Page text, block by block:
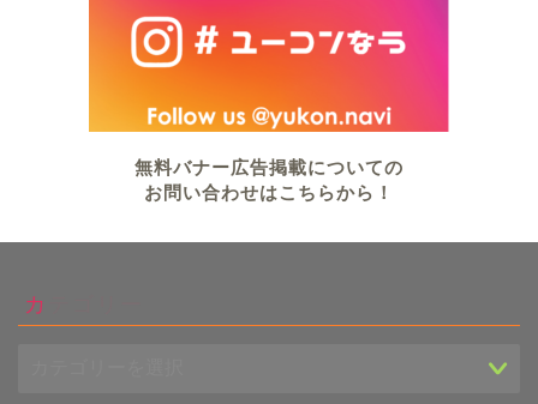
無料バナー広告掲載についての
お問い合わせはこちらから！